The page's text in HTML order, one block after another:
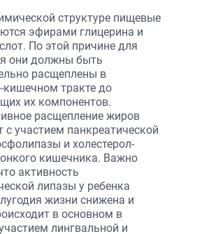
структуре пищевые
эфирами глицерина и
По этой причине для
они должны быть
расщеплены в
кишечном тракте до
их компонентов.
расщепление жиров
с участием панкреатической
и холестерол-
кишечника. Важно
активность
липазы у ребенка
жизни снижена и
в основном в
лингвальной и